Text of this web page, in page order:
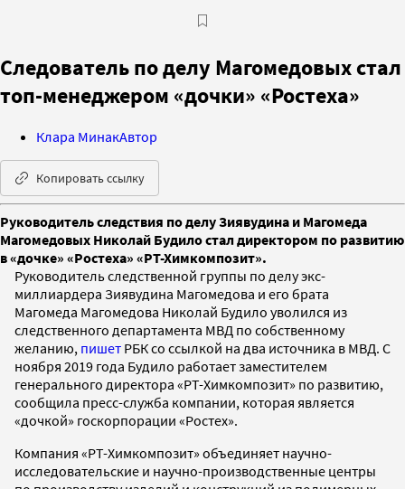
Следователь по делу Магомедовых стал
топ-менеджером «дочки» «Ростеха»
Клара МинакАвтор
Копировать ссылку
Руководитель следствия по делу Зиявудина и Магомеда
Магомедовых Николай Будило стал директором по развитию
в «дочке» «Ростеха» «РТ-Химкомпозит».
Руководитель следственной группы по делу экс-
миллиардера Зиявудина Магомедова и его брата
Магомеда Магомедова Николай Будило уволился из
следственного департамента МВД по собственному
желанию, пишет РБК со ссылкой на два источника в МВД. С
ноября 2019 года Будило работает заместителем
генерального директора «РТ-Химкомпозит» по развитию,
сообщила пресс-служба компании, которая является
«дочкой» госкорпорации «Ростех».
Компания «РТ-Химкомпозит» объединяет научно-
исследовательские и научно-производственные центры